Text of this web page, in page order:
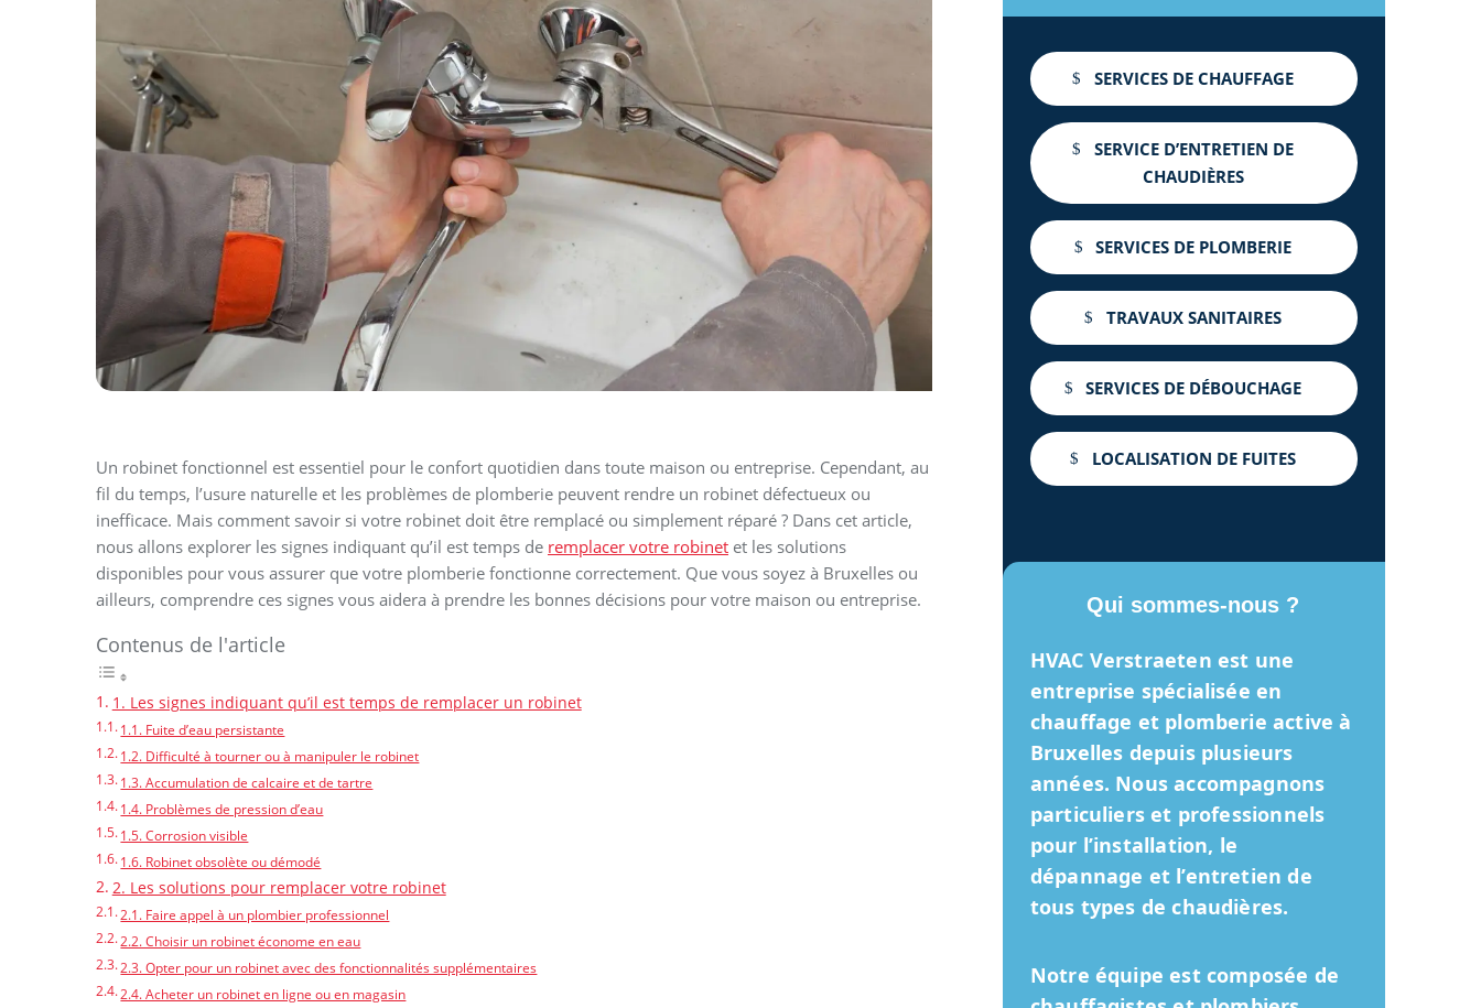
Un robinet fonctionnel est essentiel pour le confort quotidien dans toute maison ou entreprise. Cependant, au
fil du temps, l’usure naturelle et les problèmes de plomberie peuvent rendre un robinet défectueux ou
inefficace. Mais comment savoir si votre robinet doit être remplacé ou simplement réparé ? Dans cet article,
nous allons explorer les signes indiquant qu’il est temps de remplacer votre robinet et les solutions
disponibles pour vous assurer que votre plomberie fonctionne correctement. Que vous soyez à Bruxelles ou
ailleurs, comprendre ces signes vous aidera à prendre les bonnes décisions pour votre maison ou entreprise.
Contenus de l'article
1. Les signes indiquant qu’il est temps de remplacer un robinet
1.1. Fuite d’eau persistante
1.2. Difficulté à tourner ou à manipuler le robinet
1.3. Accumulation de calcaire et de tartre
1.4. Problèmes de pression d’eau
1.5. Corrosion visible
1.6. Robinet obsolète ou démodé
2. Les solutions pour remplacer votre robinet
2.1. Faire appel à un plombier professionnel
2.2. Choisir un robinet économe en eau
2.3. Opter pour un robinet avec des fonctionnalités supplémentaires
2.4. Acheter un robinet en ligne ou en magasin
SERVICES DE CHAUFFAGE
SERVICE D’ENTRETIEN DE
CHAUDIÈRES
SERVICES DE PLOMBERIE
TRAVAUX SANITAIRES
SERVICES DE DÉBOUCHAGE
LOCALISATION DE FUITES
Qui sommes-nous ?
HVAC Verstraeten est une
entreprise spécialisée en
chauffage et plomberie active à
Bruxelles depuis plusieurs
années. Nous accompagnons
particuliers et professionnels
pour l’installation, le
dépannage et l’entretien de
tous types de chaudières.
Notre équipe est composée de